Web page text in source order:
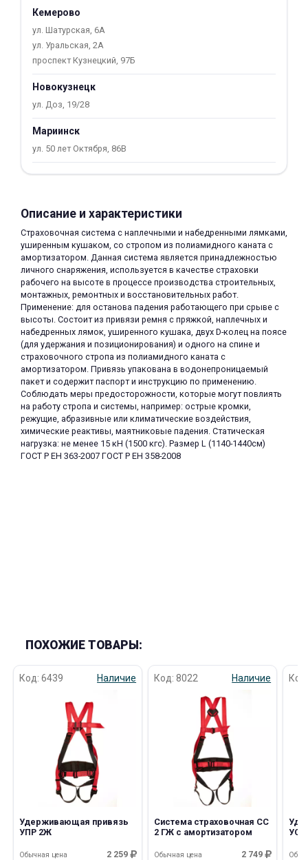
Кемерово
ул. Шатурская, 6А
ул. Уральская, 2А
проспект Кузнецкий, 97Б
Новокузнецк
ул. Доз, 19/28
Мариинск
ул. 50 лет Октября, 86В
Описание и характеристики
Страховочная система с наплечными и набедренными лямками,
уширенным кушаком, со стропом из полиамидного каната с
амортизатором. Данная система является принадлежностью
личного снаряжения, используется в качестве страховки
рабочего на высоте в процессе производства строительных,
монтажных, ремонтных и восстановительных работ.
Применение: для останова падения работающего при срыве с
высоты. Состоит из привязи ремня с пряжкой, наплечных и
набедренных лямок, уширенного кушака, двух D-колец на поясе
(для удержания и позиционирования) и одного на спине и
страховочного стропа из полиамидного каната с
амортизатором. Привязь упакована в водонепроницаемый
пакет и содержит паспорт и инструкцию по применению.
Соблюдать меры предосторожности, которые могут повлиять
на работу стропа и системы, например: острые кромки,
режущие, абразивные или климатические воздействия,
химические реактивы, маятниковые падения. Статическая
нагрузка: не менее 15 кН (1500 кгс). Размер L (1140-1440см)
ГОСТ Р ЕН 363-2007 ГОСТ Р ЕН 358-2008
ПОХОЖИЕ ТОВАРЫ:
Код: 6439 Наличие
Удерживающая привязь
УПР 2Ж
2 259
Обычная цена
Код: 8022 Наличие
Система страховочная СС
2 ГЖ с амортизатором
2 749
Обычная цена
УС
об оплате Плайтом
раз в 2
недели
раз в 2 недели
plait.ru